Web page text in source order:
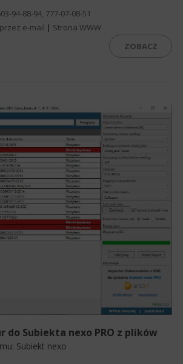
94-88-94, 777-07-08-51
e-mail | Strona WWW
ZOBACZ
Subiekta nexo PRO z plików
Subiekt nexo